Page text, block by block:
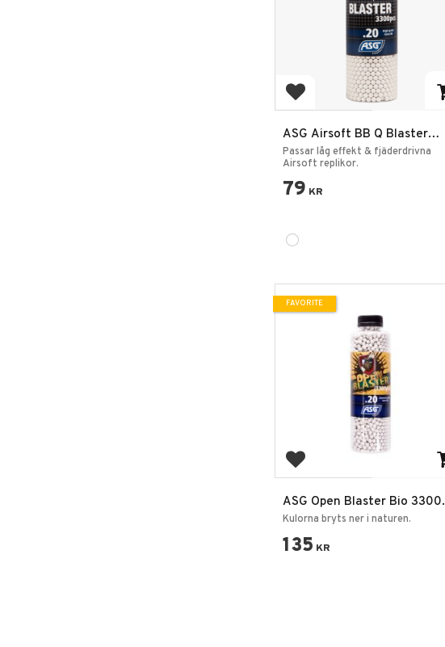
Add to favorites
ASG Airsoft BB Q Blaster
3300 kulor
Passar låg effekt & fjäderdrivna
Airsoft replikor.
79 KR
Add to favorites
ASG Open Blaster Bio 3300
kulor
Kulorna bryts ner i naturen.
135 KR
FAVORITE